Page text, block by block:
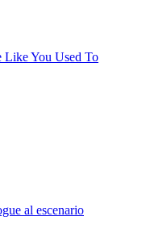
Like You Used To
al escenario